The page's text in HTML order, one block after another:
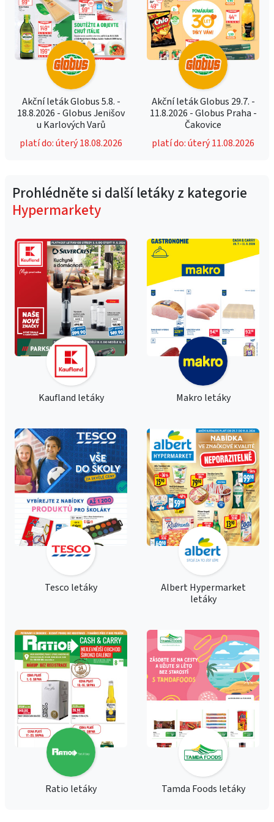
Akční leták Globus 5.8. -
18.8.2026 - Globus Jenišov
u Karlových Varů
platí do: úterý 18.08.2026
Akční leták Globus 29.7. -
11.8.2026 - Globus Praha -
Čakovice
platí do: úterý 11.08.2026
Prohlédněte si další letáky z kategorie
Hypermarkety
Kaufland letáky Makro letáky
Tesco letáky
Albert Hypermarket
letáky
Ratio letáky Tamda Foods letáky